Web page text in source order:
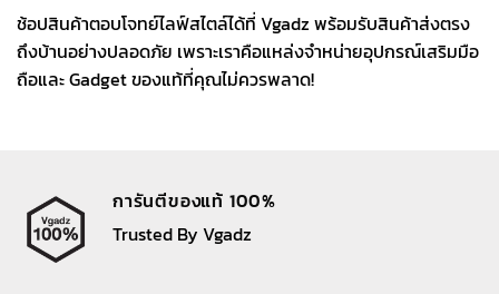
ช้อปสินค้าตอบโจทย์ไลฟ์สไตล์ได้ที่ Vgadz พร้อมรับสินค้าส่งตรง
ถึงบ้านอย่างปลอดภัย เพราะเราคือแหล่งจำหน่ายอุปกรณ์เสริมมือ
ถือและ Gadget ของแท้ที่คุณไม่ควรพลาด!
การันตีของแท้ 100%
Trusted By Vgadz